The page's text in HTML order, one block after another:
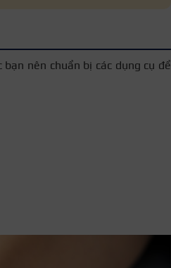
nên chuẩn bị các dụng cụ để